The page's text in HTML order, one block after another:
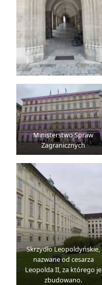
Ministerstwo Spraw
Zagranicznych
Skrzydło Leopoldyńskie,
nazwane od cesarza
Leopolda II, za którego je
zbudowano.